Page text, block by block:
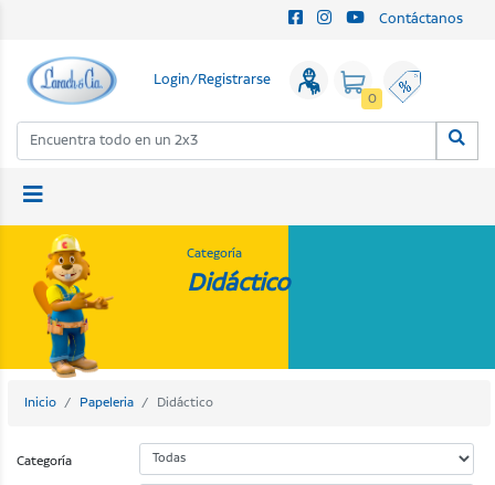
Contáctanos
Login/Registrarse
0
Categoría
Didáctico
Inicio Papeleria Didáctico
Categoría